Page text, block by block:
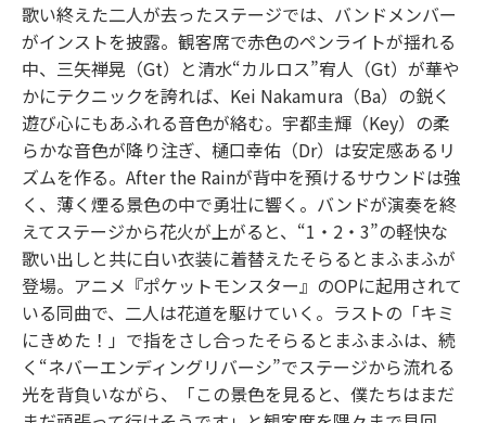
歌い終えた二人が去ったステージでは、バンドメンバー
がインストを披露。観客席で赤色のペンライトが揺れる
中、三矢禅晃（Gt）と清水“カルロス”宥人（Gt）が華や
かにテクニックを誇れば、Kei Nakamura（Ba）の鋭く
遊び心にもあふれる音色が絡む。宇都圭輝（Key）の柔
らかな音色が降り注ぎ、樋口幸佑（Dr）は安定感あるリ
ズムを作る。After the Rainが背中を預けるサウンドは強
く、薄く煙る景色の中で勇壮に響く。バンドが演奏を終
えてステージから花火が上がると、“1・2・3”の軽快な
歌い出しと共に白い衣装に着替えたそらるとまふまふが
登場。アニメ『ポケットモンスター』のOPに起用されて
いる同曲で、二人は花道を駆けていく。ラストの「キミ
にきめた！」で指をさし合ったそらるとまふまふは、続
く“ネバーエンディングリバーシ”でステージから流れる
光を背負いながら、「この景色を見ると、僕たちはまだ